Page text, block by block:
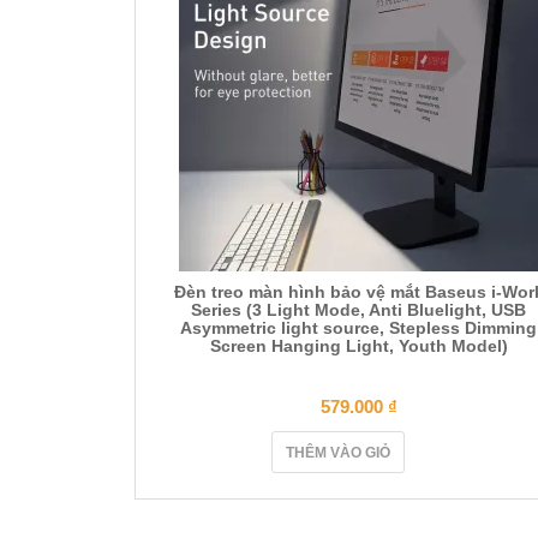
Đèn treo màn hình bảo vệ mắt Baseus i-
Series (3 Light Mode, Anti Bluelight, USB
Asymmetric light source, Stepless Dimming
Screen Hanging Light, Youth Model)
579.000 ₫
THÊM VÀO GIỎ